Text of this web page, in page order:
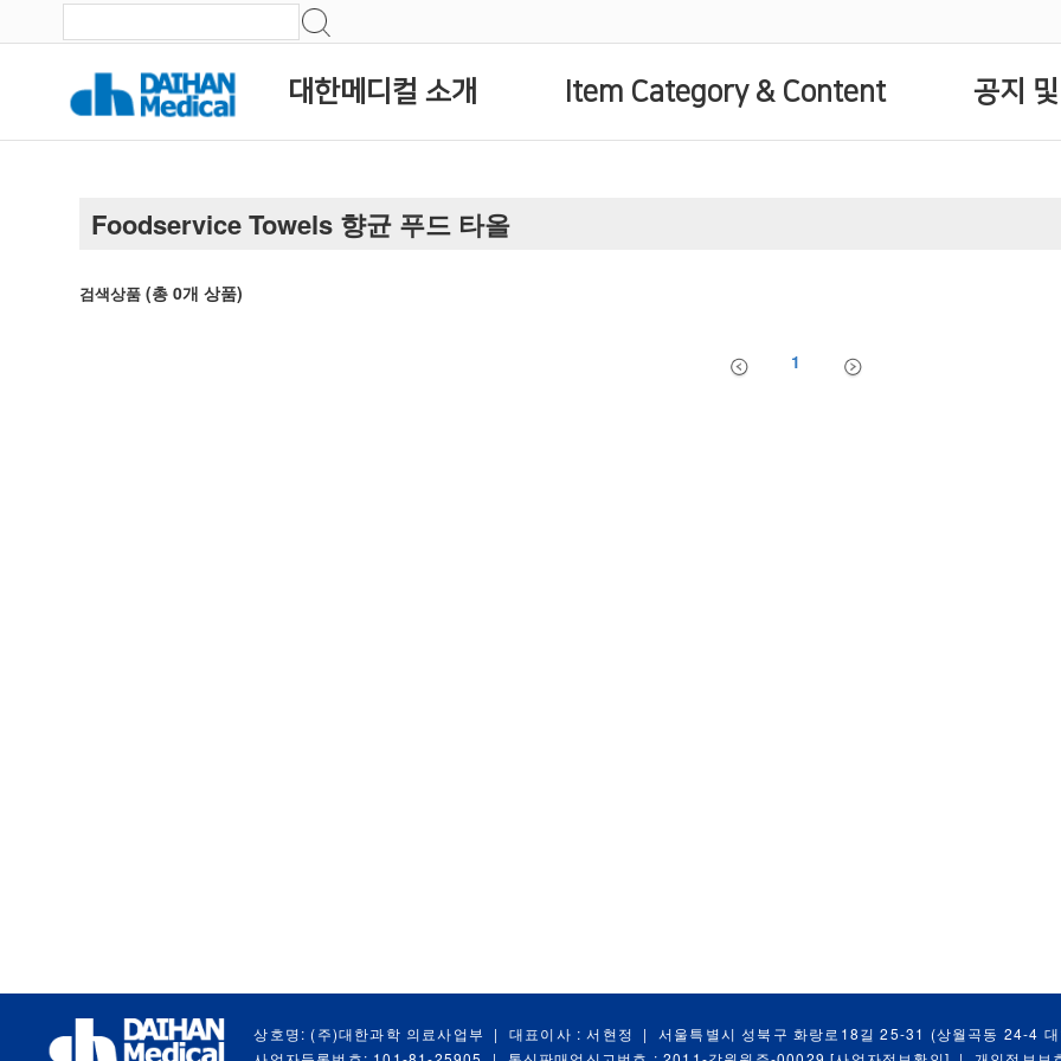
대한메디컬 소개 Item Category & Content 공지
Foodservice Towels 향균 푸드 타올
검색상품 (총0개 상품)
1
상호명: (주)대한과학 의료사업부 | 대표이사 : 서현정 |
서울특별시 성북구 화랑로18길 25-31 (상월곡동 24-4